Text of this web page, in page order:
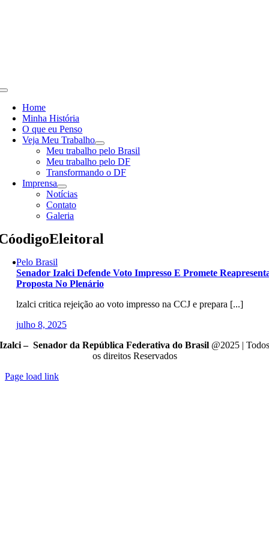
Toggle
NavigationHome
Minha História
O que eu Penso
Veja Meu Trabalho
Meu trabalho pelo Brasil
Meu trabalho pelo DF
Transformando o DF
Imprensa
Notícias
Contato
Galeria
Pelo Brasil
Senador Izalci Defende Voto Impresso E Promete
Proposta No Plenário
lzalci critica rejeição ao voto impresso na CCJ e prepara [...]
julho 8, 2025
Izalci – Senador da República Federativa do Brasil @2025 | Todos
os direitos Reservados
Page load link